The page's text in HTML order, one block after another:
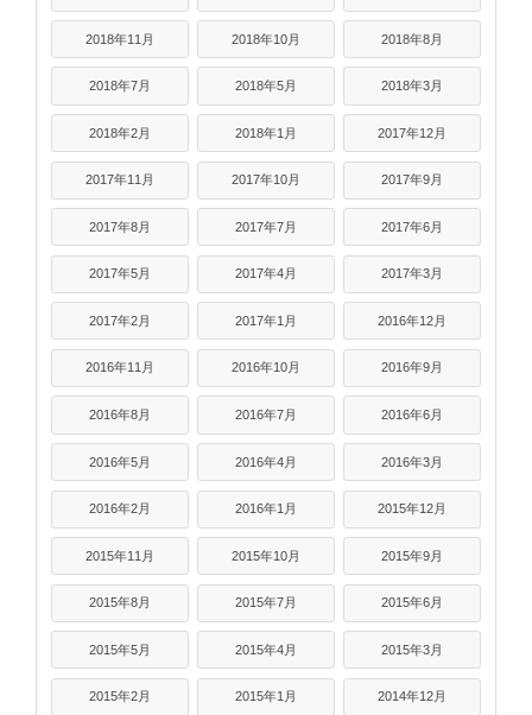
2018年11月 2018年10月 2018年8月
2018年7月 2018年5月 2018年3月
2018年2月 2018年1月 2017年12月
2017年11月 2017年10月 2017年9月
2017年8月 2017年7月 2017年6月
2017年5月 2017年4月 2017年3月
2017年2月 2017年1月 2016年12月
2016年11月 2016年10月 2016年9月
2016年8月 2016年7月 2016年6月
2016年5月 2016年4月 2016年3月
2016年2月 2016年1月 2015年12月
2015年11月 2015年10月 2015年9月
2015年8月 2015年7月 2015年6月
2015年5月 2015年4月 2015年3月
2015年2月 2015年1月 2014年12月